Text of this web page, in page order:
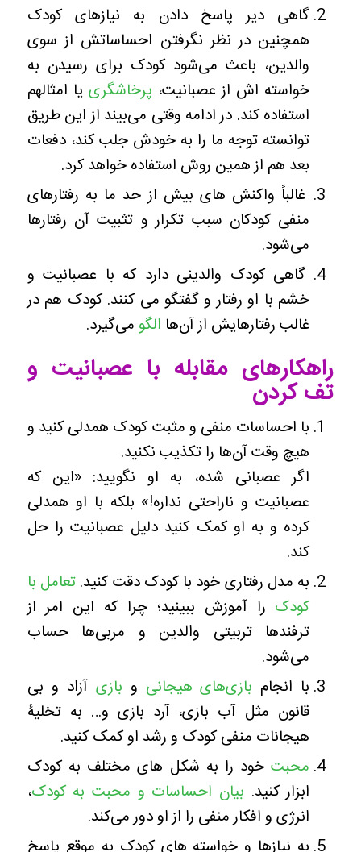
گاهی دیر پاسخ دادن به نیازهای کودک
همچنین در نظر نگرفتن احساساتش از سوی
والدین، باعث می‌شود کودک برای رسیدن به
خواسته اش از عصبانیت، پرخاشگری یا امثالهم
استفاده کند. در ادامه وقتی می‌بیند از این طریق
توانسته توجه ما را به خودش جلب کند، دفعات
بعد هم از همین روش استفاده خواهد کرد.
غالباً واکنش های بیش از حد ما به رفتارهای
منفی کودکان سبب تکرار و تثبیت آن رفتارها
می‌شود.
گاهی کودک والدینی دارد که با عصبانیت و
خشم با او رفتار و گفتگو می کنند. کودک هم در
غالب رفتارهایش از آن‌ها الگومی‌گیرد.
راهکارهای مقابله با عصبانیت و
تف کردن
با احساسات منفی و مثبت کودک همدلی کنید و
هیچ وقت آن‌ها را تکذیب نکنید.
اگر عصبانی شده، به او نگویید: «این که
عصبانیت و ناراحتی نداره!» بلکه با او همدلی
کرده و به او کمک کنید دلیل عصبانیت را حل
کند.
به مدل رفتاری خود با کودک دقت کنید.تعامل با
کودک را آموزش ببینید؛ چرا که این امر از
ترفندها تربیتی والدین و مربی‌ها حساب
می‌شود.
با انجام بازی‌های هیجانی و بازی آزاد و بی
قانون مثل آب بازی، آرد بازی و… به تخلیۀ
هیجانات منفی کودک و رشد او کمک کنید.
محبتخود را به شکل های مختلف به کودک
ابزار کنید. بیان احساسات و محبت به کودک،
انرژی و افکار منفی را از او دور می‌کند.